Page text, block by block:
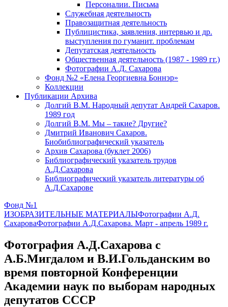
Персоналии. Письма
Служебная деятельность
Правозащитная деятельность
Публицистика, заявления, интервью и др.
выступления по гуманит. проблемам
Депутатская деятельность
Общественная деятельность (1987 - 1989 гг.)
Фотографии А.Д. Сахарова
Фонд №2 «Елена Георгиевна Боннэр»
Коллекции
Публикации Архива
Долгий В.М. Народный депутат Андрей Сахаров.
1989 год
Долгий В.М. Мы – такие? Другие?
Дмитрий Иванович Сахаров.
Биобиблиографический указатель
Архив Сахарова (буклет 2006)
Библиографический указатель трудов
А.Д.Сахарова
Библиографический указатель литературы об
А.Д.Сахарове
Фонд №1
ИЗОБРАЗИТЕЛЬНЫЕ МАТЕРИАЛЫФотографии А.Д.
СахароваФотографии А.Д.Сахарова. Март - апрель 1989 г.
Фотография А.Д.Сахарова с
А.Б.Мигдалом и В.И.Гольданским во
время повторной Конференции
Академии наук по выборам народных
депутатов СССР